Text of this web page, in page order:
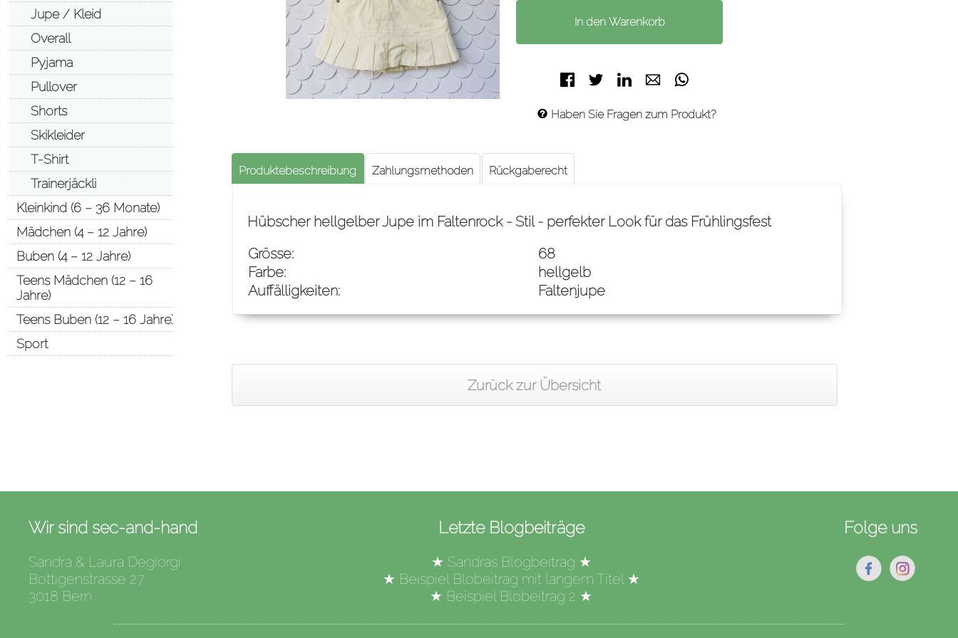
Jupe / Kleid
Overall
Pyjama
Pullover
Shorts
Skikleider
T-Shirt
Trainerjäckli
Kleinkind (6 – 36 Monate)
Mädchen (4 – 12 Jahre)
Buben (4 – 12 Jahre)
Teens Mädchen (12 – 16
Jahre)
Teens Buben (12 – 16 Jahre)
Sport
FacebookTwitterLinkedIn
E-mail
Haben Sie Fragen zum Produkt?
Produktebeschreibung Zahlungsmethoden Rückgaberecht
Hübscher hellgelber Jupe im Faltenrock - Stil - perfekter Look für das Frühlingsfest
Grösse:
68
Farbe:
hellgelb
Auffälligkeiten:
Faltenjupe
Zurück zur Übersicht
Wir sind sec-and-hand
Sandra & Laura Degiorgi
Bottigenstrasse 27
3018 Bern
Letzte Blogbeiträge
★ Sandras Blogbeitrag ★
★ Beispiel Blobeitrag mit langem Titel★
★ Beispiel Blobeitrag 2 ★
Folge uns